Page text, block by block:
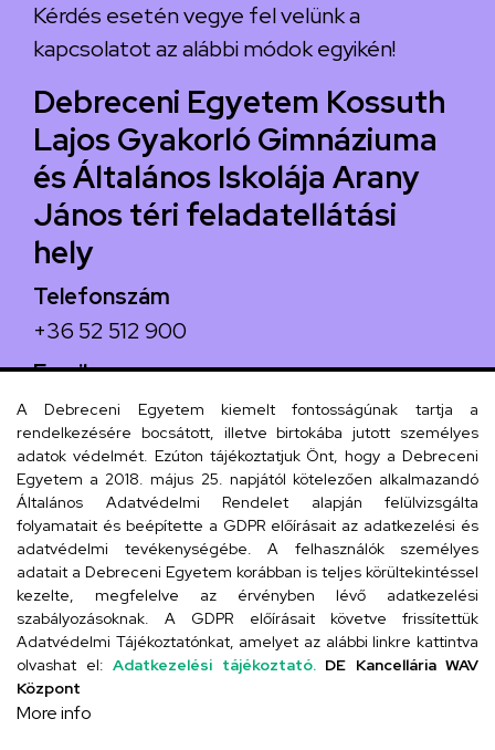
Kérdés esetén vegye fel velünk a
kapcsolatot az alábbi módok egyikén!
Debreceni Egyetem Kossuth
Lajos Gyakorló Gimnáziuma
és Általános Iskolája Arany
János téri feladatellátási
hely
Telefonszám
+36 52 512 900
Email
arany.titkarsag@arany-alt.unideb.hu
Cím
4026 Debrecen, Arany János tér 1.
Szervezeti telefonkönyv
UD telefonkönyv
A Debreceni Egyetem kiemelt fontosságúnak tartja a
rendelkezésére bocsátott, illetve birtokába jutott személyes
adatok védelmét. Ezúton tájékoztatjuk Önt, hogy a Debreceni
Egyetem a 2018. május 25. napjától kötelezően alkalmazandó
Általános Adatvédelmi Rendelet alapján felülvizsgálta
folyamatait és beépítette a GDPR előírásait az adatkezelési és
adatvédelmi tevékenységébe. A felhasználók személyes
adatait a Debreceni Egyetem korábban is teljes körültekintéssel
kezelte, megfelelve az érvényben lévő adatkezelési
szabályozásoknak. A GDPR előírásait követve frissítettük
Adatvédelmi Tájékoztatónkat, amelyet az alábbi linkre kattintva
olvashat el: Adatkezelési tájékoztató. DE Kancellária WAV
Központ
More info